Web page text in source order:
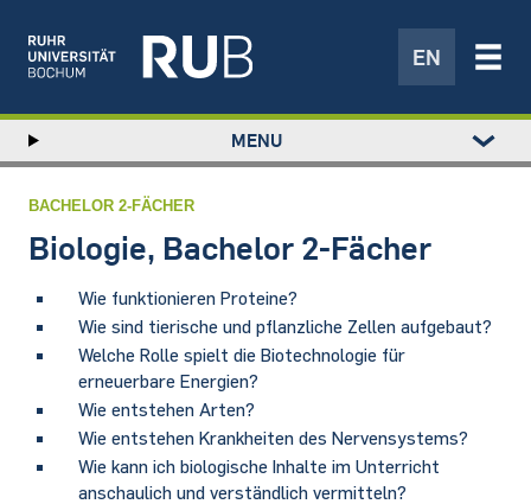
EN
STUDIUM
FORSCHUNG
TRANSFER
NEWS
ÜBER UNS
EINRICHTUNGEN
Left
study
menu
MENU
BACHELOR 2-FÄCHER
Biologie, Bachelor 2-Fächer
Wie funktionieren Proteine?
Wie sind tierische und pflanzliche Zellen aufgebaut?
Welche Rolle spielt die Biotechnologie für
erneuerbare Energien?
Wie entstehen Arten?
Wie entstehen Krankheiten des Nervensystems?
Wie kann ich biologische Inhalte im Unterricht
anschaulich und verständlich vermitteln?